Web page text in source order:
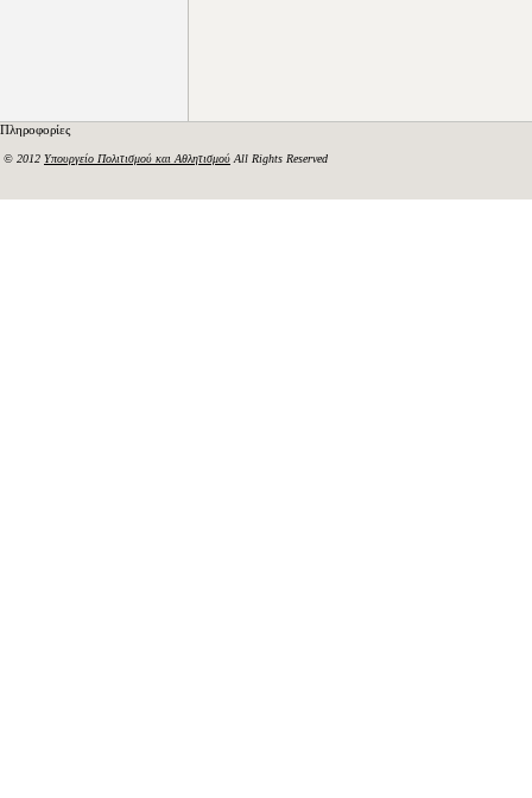
Πληροφορίες
© 2012 Υπουργείο Πολιτισμού και Αθλητισμού All Rights Reserved